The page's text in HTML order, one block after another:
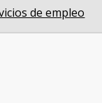
de empleo